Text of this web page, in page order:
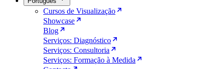
Cursos de Visualização
Showcase
Blog
Serviços: Diagnóstico
Serviços: Consultoria
Serviços: Formação à Medida